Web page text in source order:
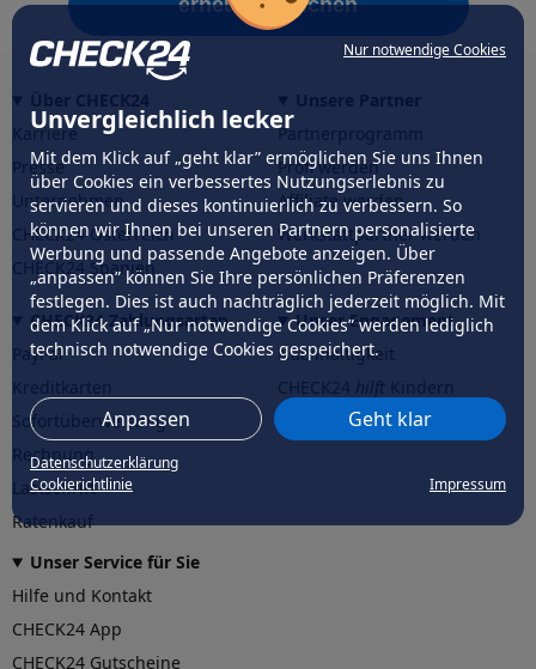
Nur notwendige Cookies
Unvergleichlich lecker
Mit dem Klick auf „geht klar” ermöglichen Sie uns Ihnen
über Cookies ein verbessertes Nutzungserlebnis zu
servieren und dieses kontinuierlich zu verbessern. So
können wir Ihnen bei unseren Partnern personalisierte
Werbung und passende Angebote anzeigen. Über
„anpassen” können Sie Ihre persönlichen Präferenzen
festlegen. Dies ist auch nachträglich jederzeit möglich. Mit
dem Klick auf „Nur notwendige Cookies” werden lediglich
technisch notwendige Cookies gespeichert.
Anpassen Geht klar
Datenschutzerklärung
Cookierichtlinie
Impressum
erneut versuchen
Karriere
Presse
Unternehmen
CHECK24 Österreich
CHECK24 Spanien
Partnerprogramm
Profi werden
Affiliate werden
Werkstattpartner werden
CHECK24 Zahlungsarten
PayPal
Sofortüberweisung
Rechnung
Lastschrift
Ratenkauf
Unser Engagement
Nachhaltigkeit
CHECK24hilftder Natur
Unser Service für Sie
Hilfe und Kontakt
CHECK24 App
CHECK24 Gutscheine